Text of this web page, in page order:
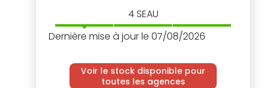
4 SEAU
Dernière mise à jour le 07/08/2026
Voir le stock disponible pour
toutes les agences